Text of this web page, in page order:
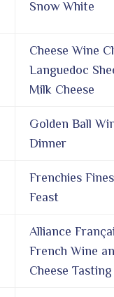
Snow White
Cheese Wine
Languedoc
Milk Cheese
Golden Ball
Dinner
Frenchies
Feast
Alliance
French Wine
Cheese Tasting